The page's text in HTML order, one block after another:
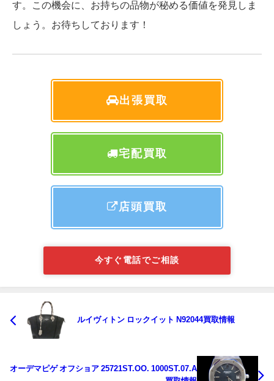
す。この機会に、お持ちの品物が秘める価値を発見しま
しょう。お待ちしております！
出張買取
宅配買取
店頭買取
今すぐ電話でご相談
ルイヴィトン ロックイット N92044買取情報
オーデマピゲ オフショア 25721ST.OO. 1000ST.07.A